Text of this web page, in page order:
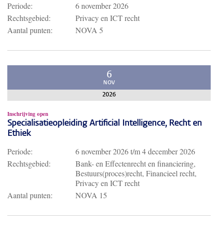
Periode:
6 november 2026
Rechtsgebied:
Privacy en ICT recht
Aantal punten:
NOVA 5
6
NOV
2026
Inschrijving open
Specialisatieopleiding Artificial Intelligence, Recht en
Ethiek
Periode: 6 november 2026t/m4 december 2026
Rechtsgebied:
Bank- en Effectenrecht en financiering,
Bestuurs(proces)recht, Financieel recht,
Privacy en ICT recht
Aantal punten:
NOVA 15